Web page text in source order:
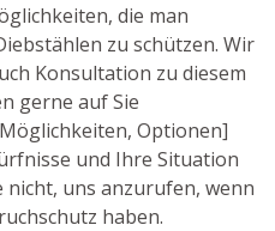
die man
zu schützen. Wir
Konsultation zu diesem
gerne auf Sie
Optionen]
und Ihre Situation
nicht, uns anzurufen, wenn
haben.